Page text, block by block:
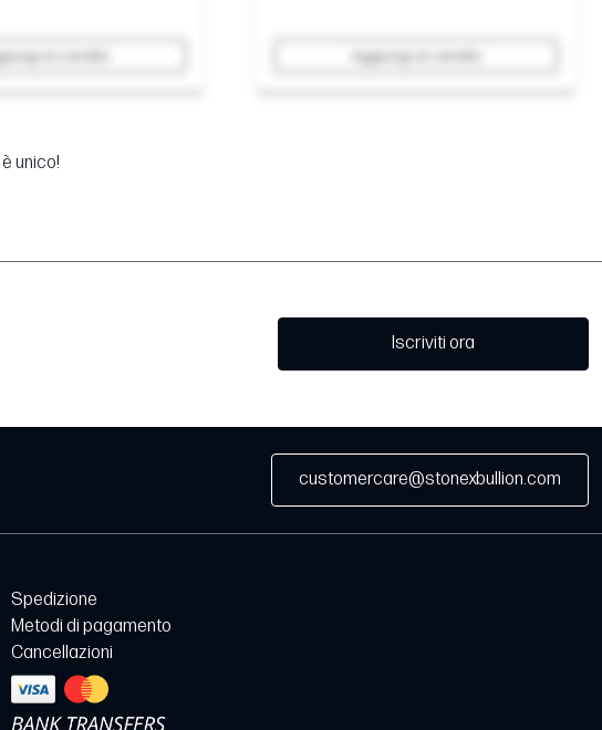
al carrello Aggiungi al carrello
unico!
Iscriviti ora
customercare@stonexbullion.com
Spedizione
Metodi di pagamento
Cancellazioni